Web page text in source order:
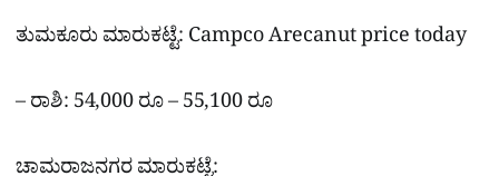
ತುಮಕೂರು ಮಾರುಕಟ್ಟೆ: Campco Arecanut price today
– ರಾಶಿ: 54,000 ರೂ – 55,100 ರೂ